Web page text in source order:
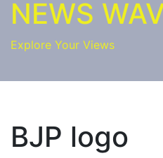
NEWS
Explore Your Views
BJP logo